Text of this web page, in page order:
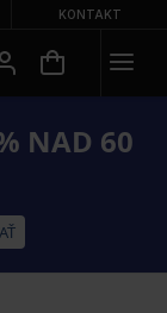
KONTAKT
NAD 60